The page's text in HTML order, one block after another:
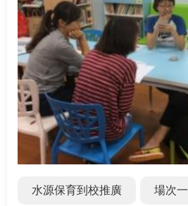
關
於
學
習
中
水源保育到校推廣 場次一